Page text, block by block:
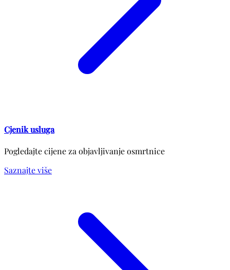
Cjenik usluga
Pogledajte cijene za objavljivanje osmrtnice
Saznajte više